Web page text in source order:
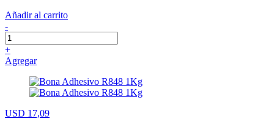
Añadir al carrito
-
+
Agregar
USD 17,09